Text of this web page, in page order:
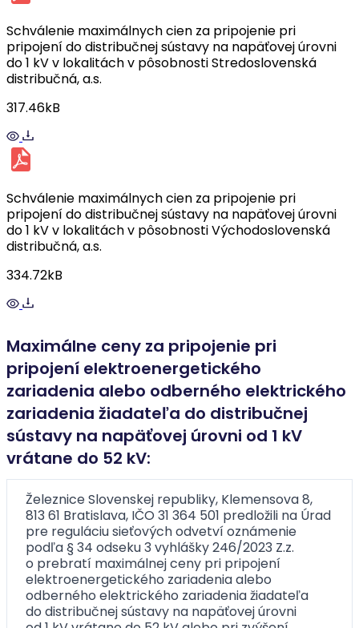
Schválenie maximálnych cien za pripojenie pri
pripojení do distribučnej sústavy na napäťovej úrovni
do 1 kV v lokalitách v pôsobnosti Stredoslovenská
distribučná, a.s.
317.46kB
Schválenie maximálnych cien za pripojenie pri
pripojení do distribučnej sústavy na napäťovej úrovni
do 1 kV v lokalitách v pôsobnosti Východoslovenská
distribučná, a.s.
334.72kB
Maximálne ceny za pripojenie pri
pripojení elektroenergetického
zariadenia alebo odberného elektrického
zariadenia žiadateľa do distribučnej
sústavy na napäťovej úrovni od 1 kV
vrátane do 52 kV:
Železnice Slovenskej republiky, Klemensova 8,
813 61 Bratislava, IČO 31 364 501 predložili na Úrad
pre reguláciu sieťových odvetví oznámenie
podľa § 34 odseku 3 vyhlášky 246/2023 Z.z.
o prebratí maximálnej ceny pri pripojení
elektroenergetického zariadenia alebo
odberného elektrického zariadenia žiadateľa
do distribučnej sústavy na napäťovej úrovni